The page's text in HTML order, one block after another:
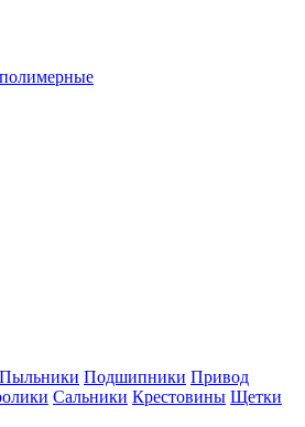
Пыльники Подшипники Привод
Сальники Крестовины Щетки